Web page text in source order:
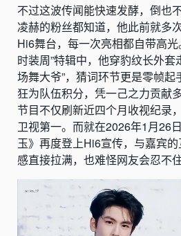
不过这波传闻能快速发酵，倒也
凌赫的粉丝都知道，他此前就多
Hi6舞台，每一次亮相都自带高
时装周”特辑中，他穿豹纹长外套
场舞大爷”，猜词环节更是零帧起
狂为队伍积分，凭一己之力贡献
节目不仅刷新近四个月收视纪录
卫视第一。而就在2026年1月26
玉》再度登上Hi6宣传，与嘉宾
感直接拉满，也难怪网友会忍不住